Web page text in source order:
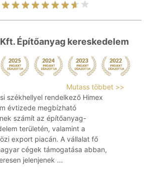
Kft. Építőanyag kereskedelem
Mutass többet >>
székhellyel rendelkező Himex
évtizede megbízható
számít az építőanyag-
területén, valamint a
export piacán. A vállalat fő
cégek támogatása abban,
jelenjenek ...